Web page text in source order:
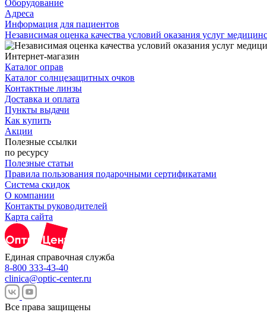
Оборудование
Адреса
Информация для пациентов
Независимая оценка качества условий оказания услуг
Интернет-магазин
Каталог оправ
Каталог солнцезащитных очков
Контактные линзы
Доставка и оплата
Пункты выдачи
Как купить
Акции
Полезные ссылки
по ресурсу
Полезные статьи
Правила пользования подарочными сертификатами
Система скидок
О компании
Контакты руководителей
Карта сайта
Единая справочная служба
8-800 333-43-40
clinica@optic-center.ru
Все права защищены